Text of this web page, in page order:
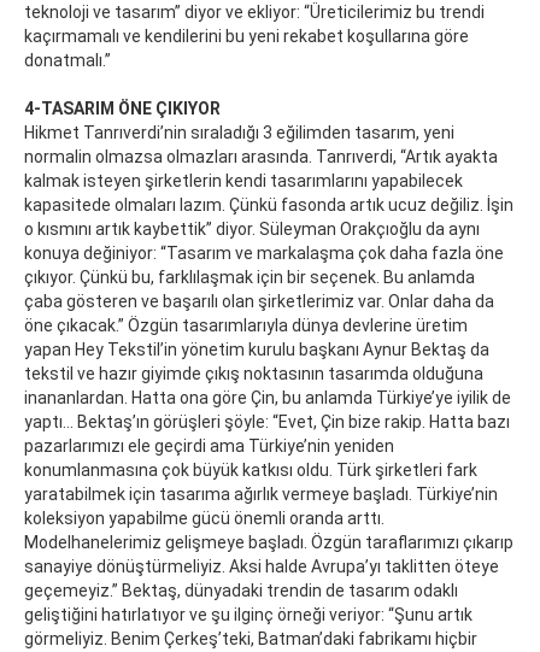
teknoloji ve tasarım” diyor ve ekliyor: “Üreticilerimiz bu trendi
kaçırmamalı ve kendilerini bu yeni rekabet koşullarına göre
donatmalı.”
4-TASARIM ÖNE ÇIKIYOR
Hikmet Tanrıverdi’nin sıraladığı 3 eğilimden tasarım, yeni
normalin olmazsa olmazları arasında. Tanrıverdi, “Artık ayakta
kalmak isteyen şirketlerin kendi tasarımlarını yapabilecek
kapasitede olmaları lazım. Çünkü fasonda artık ucuz değiliz. İşin
o kısmını artık kaybettik” diyor. Süleyman Orakçıoğlu da aynı
konuya değiniyor: “Tasarım ve markalaşma çok daha fazla öne
çıkıyor. Çünkü bu, farklılaşmak için bir seçenek. Bu anlamda
çaba gösteren ve başarılı olan şirketlerimiz var. Onlar daha da
öne çıkacak.” Özgün tasarımlarıyla dünya devlerine üretim
yapan Hey Tekstil’in yönetim kurulu başkanı Aynur Bektaş da
tekstil ve hazır giyimde çıkış noktasının tasarımda olduğuna
inananlardan. Hatta ona göre Çin, bu anlamda Türkiye’ye iyilik de
yaptı… Bektaş’ın görüşleri şöyle: “Evet, Çin bize rakip. Hatta bazı
pazarlarımızı ele geçirdi ama Türkiye’nin yeniden
konumlanmasına çok büyük katkısı oldu. Türk şirketleri fark
yaratabilmek için tasarıma ağırlık vermeye başladı. Türkiye’nin
koleksiyon yapabilme gücü önemli oranda arttı.
Modelhanelerimiz gelişmeye başladı. Özgün taraflarımızı çıkarıp
sanayiye dönüştürmeliyiz. Aksi halde Avrupa’yı taklitten öteye
geçemeyiz.” Bektaş, dünyadaki trendin de tasarım odaklı
geliştiğini hatırlatıyor ve şu ilginç örneği veriyor: “Şunu artık
görmeliyiz. Benim Çerkeş’teki, Batman’daki fabrikamı hiçbir